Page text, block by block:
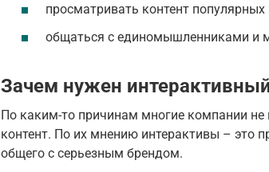
просматривать контент
общаться с единомышленниками и
Зачем нужен
По каким-то причинам многие компании
контент. По их мнению интерактивы – это
общего с серьезным брендом.